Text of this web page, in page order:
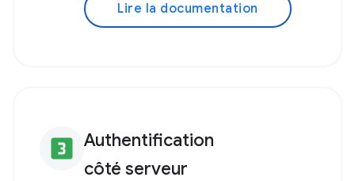
Lire la documentation
looks_3 Authentification
côté serveur